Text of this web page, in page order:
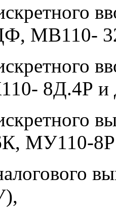
МВ110-
8Д.4Р и
МУ110-8Р